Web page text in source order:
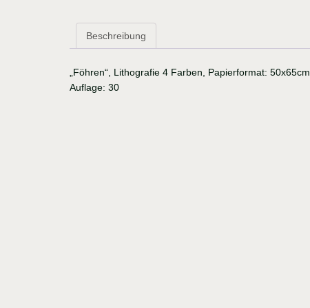
Beschreibung
„Föhren“, Lithografie 4 Farben, Papierformat: 50x65cm
Auflage: 30